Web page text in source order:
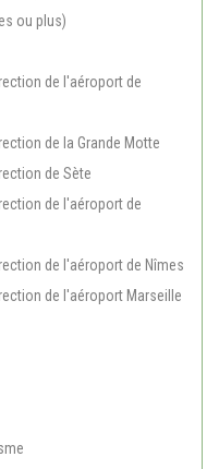
ou plus)
de l'aéroport de
de la Grande Motte
de Sète
de l'aéroport de
de l'aéroport de Nîmes
de l'aéroport Marseille